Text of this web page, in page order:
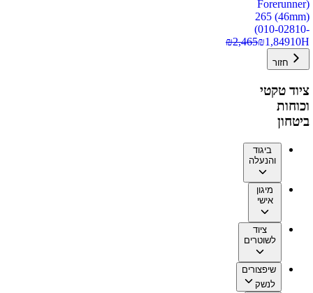
(Forerunner
265 (46mm)
(010-02810-
10H
₪1,849
₪2,465
חזור
ציוד טקטי
וכוחות
ביטחון
ביגוד
והנעלה
מיגון
אישי
ציוד
לשוטרים
שיפצורים
לנשק